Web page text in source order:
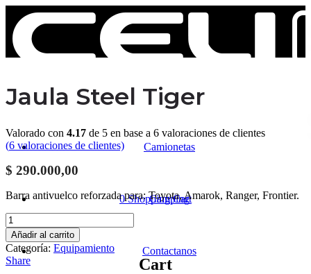
Camionetas
Camping
Contactanos
0 Shopping Cart
Cart
Jaula Steel Tiger
Valorado con 4.17 de 5 en base a 6 valoraciones de clientes
(6 valoraciones de clientes)
$ 290.000,00
Barra antivuelco reforzada para: Toyota, Amarok, Ranger, Frontier.
Jaula
Steel
Tiger
cantidad
Añadir al carrito
Categoría: Equipamiento
Share